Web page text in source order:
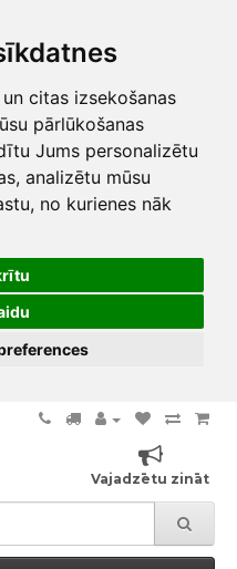
citas izsekošanas
pārlūkošanas
Jums personalizētu
analizētu mūsu
no kurienes nāk
Vajadzētu zināt